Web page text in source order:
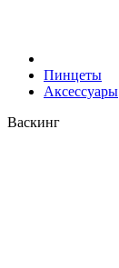
Пинцеты
Аксессуары
Васкинг